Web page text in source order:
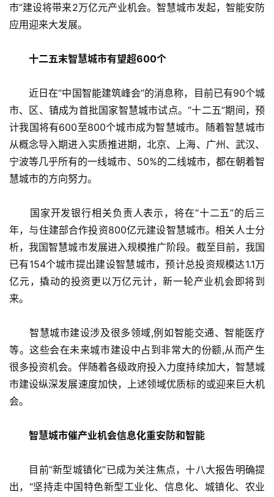
市”建设将带来2万亿元产业机会。智慧城市发起，智能安防
应用迎来大发展。
十二五末智慧城市有望超600个
近日在“中国智能建筑峰会”的消息称，目前已有90个城
市、区、镇成为首批国家智慧城市试点。“十二五”期间，预
计我国将有600至800个城市成为智慧城市。随着智慧城市
从概念导入期进入实质推进期，北京、上海、广州、武汉、
宁波等几乎所有的一线城市、50%的二线城市，都在朝着智
慧城市的方向努力。
国家开发银行相关负责人表示，将在“十二五”的后三
年，与住建部合作投资800亿元建设智慧城市。相关人士分
析，我国智慧城市发展进入规模推广阶段。截至目前，我国
已有154个城市提出建设智慧城市，预计总投资规模达1.1万
亿元，撬动的投资更以万亿元计，新一轮产业机会即将到
来。
智慧城市建设涉及很多领域,例如智能交通、智能医疗
等。这些会在未来城市建设中占到非常大的份额,从而产生
很多投资机会。伴随着各级政府投入力度持续加大，智慧城
市建设纵深发展速度加快，上述领域优质标的或迎来巨大机
会。
智慧城市催产业机会信息化重安防和智能
目前“新型城镇化”已成为关注焦点，十八大报告明确提
出，“坚持走中国特色新型工业化、信息化、城镇化、农业